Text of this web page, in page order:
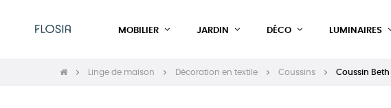
MOBILIER JARDIN DÉCO LUMINAIRES
Linge de maison Décoration en textile Coussins Coussin Beth